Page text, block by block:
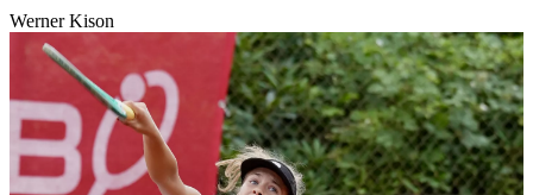
Werner Kison